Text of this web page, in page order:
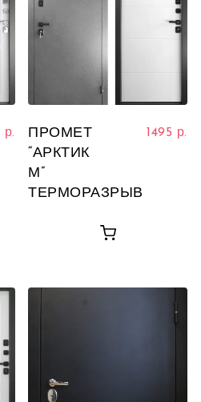
р.
ПРОМЕТ
“АРКТИК
М”
ТЕРМОРАЗРЫВ
1495 р.